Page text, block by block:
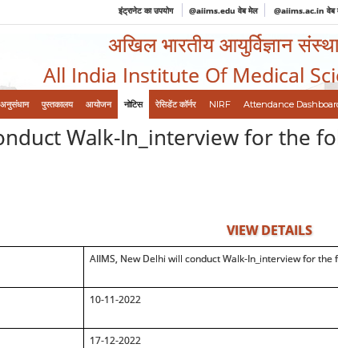
इंट्रानेट का उपयोग @aiims.edu वेब मेल @aiims.ac.in वेब
अखिल भारतीय आयुर्विज्ञान
All India Institute Of Medical
अनुसंधान पुस्तकालय आयोजन नोटिस रेसिडेंट कॉर्नर NIRF Attendance
Walk-In_interview for the
VIEW DETAILS
AIIMS, New Delhi will conduct Walk-In_interview for
10-11-2022
17-12-2022